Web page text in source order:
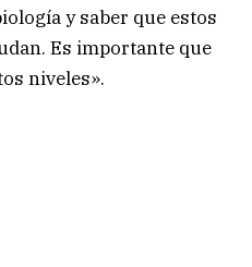
y saber que estos
Es importante que
niveles».